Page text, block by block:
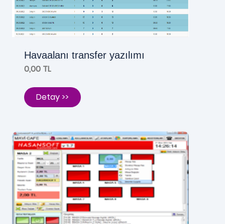
Havaalanı transfer yazılımı
0,00 TL
Detay >>